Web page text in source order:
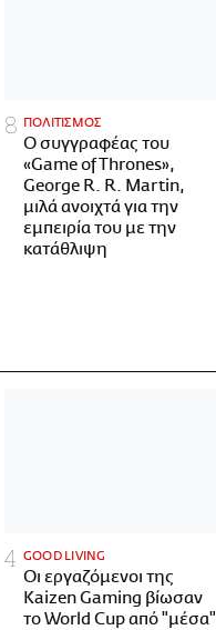
ΠΟΛΙΤΙΣΜΟΣ
Ο συγγραφέας του
«Game of Thrones»,
George R. R. Martin,
μιλά ανοιχτά για την
εμπειρία του με την
κατάθλιψη
GOOD LIVING
Οι εργαζόμενοι της
Kaizen Gaming βίωσαν
το World Cup από "μέσα"